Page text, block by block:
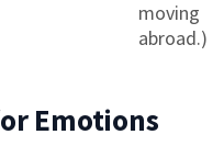
moving
abroad.)
Emotions